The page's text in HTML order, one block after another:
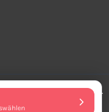
©2026Hoongry.